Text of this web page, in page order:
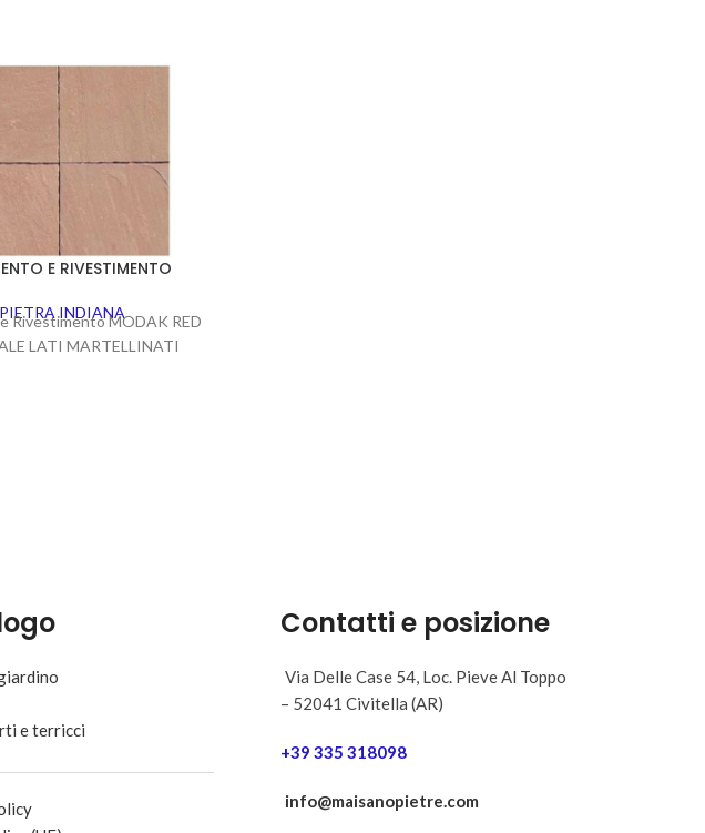
E RIVESTIMENTO
PIETRA INDIANA
Rivestimento MODAK RED
LATI MARTELLINATI
e terricci
Contatti e posizione
Via Delle Case 54, Loc. Pieve Al Toppo
– 52041 Civitella (AR)
+39 335 318098
info@maisanopietre.com